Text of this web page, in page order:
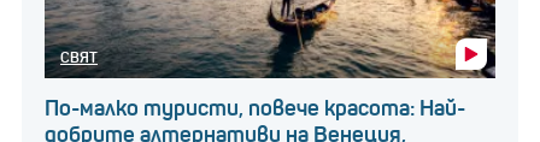
СВЯТ
По-малко туристи, повече красота: Най-
добрите алтернативи на Венеция,